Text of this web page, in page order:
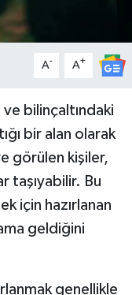
A- A+
ve bilinçaltındaki
bir alan olarak
görülen kişiler,
taşıyabilir. Bu
için hazırlanan
geldiğini
genellikle